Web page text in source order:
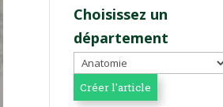
Choisissez un
département